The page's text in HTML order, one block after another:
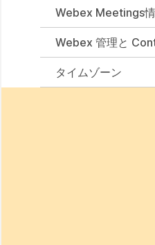
Webex Meetings
Webex 管理と
タイムゾーン